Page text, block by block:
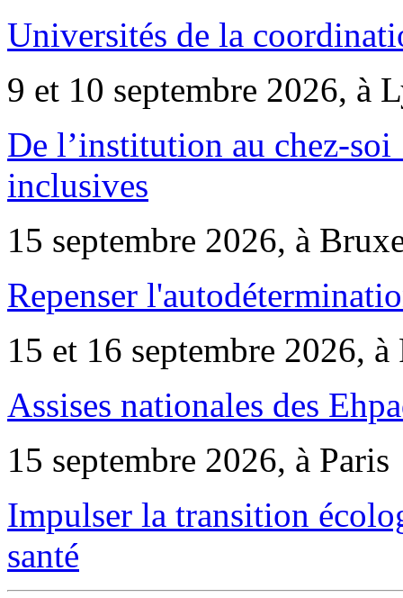
Universités de la
9 et 10 septembre 2026, à
De l’institution au chez-
inclusives
15 septembre 2026, à
Repenser
15 et 16 septembre 2026, à
Assises nationales des
15 septembre 2026, à Paris
Impulser la transition
santé